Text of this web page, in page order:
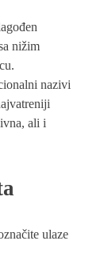
nižim
nazivi
ali i
ulaze